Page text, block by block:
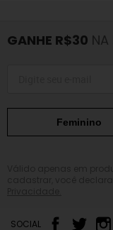
GANHE R$30 NA
Feminino
SOCIAL